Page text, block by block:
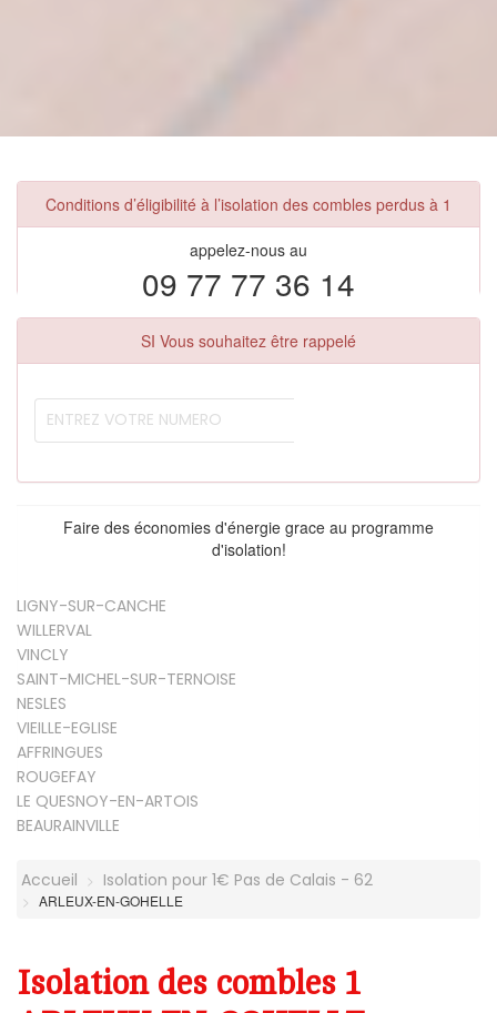
Conditions d’éligibilité à l’isolation des combles perdus à 1
appelez-nous au
09 77 77 36 14
SI Vous souhaitez être rappelé
Faire des économies d'énergie grace au programme
d'isolation!
LIGNY-SUR-CANCHE
WILLERVAL
VINCLY
SAINT-MICHEL-SUR-TERNOISE
NESLES
VIEILLE-EGLISE
AFFRINGUES
ROUGEFAY
LE QUESNOY-EN-ARTOIS
BEAURAINVILLE
Accueil Isolation pour 1€ Pas de Calais - 62
ARLEUX-EN-GOHELLE
Isolation des combles 1